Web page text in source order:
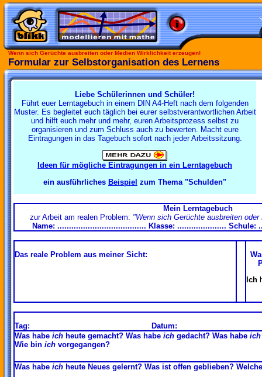
Wenn sich Gerüchte ausbreiten oder Medien Wirklichkeit erzeugen!
Formular zur Selbstorganisation des Lernens
Liebe Schülerinnen und Schüler!
Führt euer Lerntagebuch in einem DIN A4-Heft nach dem folgenden
Muster. Es begleitet euch täglich bei eurer selbstverantwortlichen Arbeit
und hilft euch mehr und mehr, euren Arbeitsprozess selbst zu
organisieren und zum Schluss auch zu bewerten. Macht eure
Eintragungen in das Tagebuch sofort nach jeder Arbeitssitzung.
Ideen für mögliche Eintragungen in ein Lerntagebuch
ein ausführliches Beispiel zum Thema "Schulden"
Mein Lerntagebuch
zur Arbeit am realen Problem: "Wenn sich Gerüchte ausbreiten
Name: ...................................... Klasse: ..................... Schule:
Das reale Problem aus meiner Sicht:
Ich
Tag:
Datum:
Was habe ich heute gemacht? Was habe ich gedacht? Was habe ich
Wie bin ich vorgegangen?
Was habe ich heute Neues gelernt? Was ist offen geblieben?